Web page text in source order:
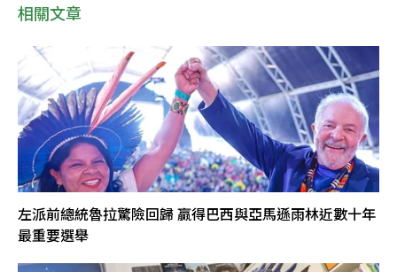
相關文章
左派前總統魯拉驚險回歸 贏得巴西與亞馬遜雨林近數十年
最重要選舉